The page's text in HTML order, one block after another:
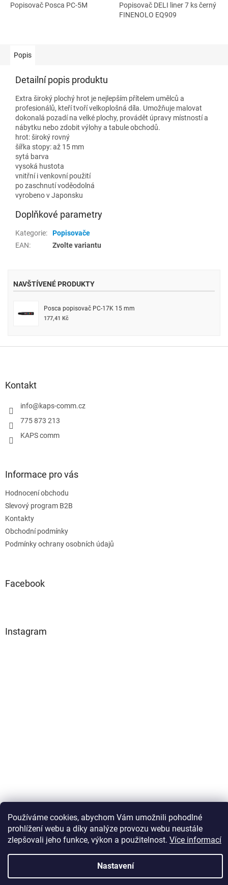
Používáme cookies, abychom Vám umožnili pohodlné
prohlížení webu a díky analýze provozu webu neustále
zlepšovali jeho funkce, výkon a použitelnost. Více informací
Nastavení
Popisovač Posca PC-5M
Popisovač DELI liner 7 ks černý
FINENOLO EQ909
Popis
Detailní popis produktu
Extra široký plochý hrot je nejlepším přítelem umělců a
profesionálů, kteří tvoří velkoplošná díla. Umožňuje malovat
dokonalá pozadí na velké plochy, provádět úpravy místností a
nábytku nebo zdobit výlohy a tabule obchodů.
hrot: široký rovný
šířka stopy: až 15 mm
sytá barva
vysoká hustota
vnitřní i venkovní použití
po zaschnutí voděodolná
vyrobeno v Japonsku
Doplňkové parametry
Kategorie:
Popisovače
EAN: Zvolte variantu
NAVŠTÍVENÉ PRODUKTY
Posca popisovač PC-17K 15 mm
177,41 Kč
Kontakt
info@kaps-comm.cz
775 873 213
KAPS comm
Informace pro vás
Hodnocení obchodu
Slevový program B2B
Kontakty
Obchodní podmínky
Podmínky ochrany osobních údajů
Facebook
Instagram
Sledovat na Instagramu
Copyright 2026Kaps comm. Všechna práva vyhrazena.